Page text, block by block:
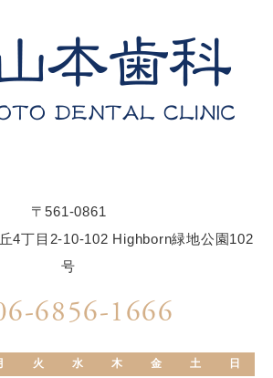
〒561-0861
4丁目2-10-102 Highborn緑地公園102
号
6856-1666
火 水 木 金 土 日